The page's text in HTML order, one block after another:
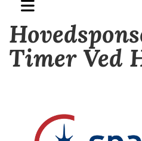
Timer Ved